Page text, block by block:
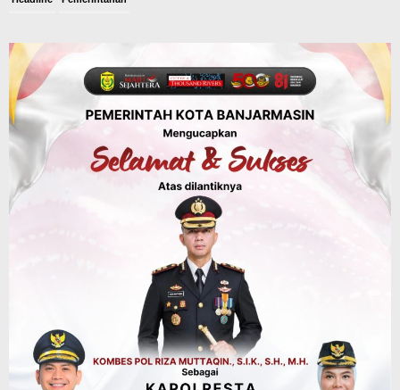
Advertorial
Sambut HUT RI ke-81, Balangan Gelar
Turnamen Mini Soccer Piala Bupati Cup,
Berlangsung hingga 15 Agustus
Agustus 6, 2026
Balangan Juara 1 Lomba B2SA Kalsel, TP
PKK Desa Putat Basiun Andalkan Pangan
Lokal Labu dan Ubi
Budaya & Pariwisata Dinas Kehutanan Kalsel